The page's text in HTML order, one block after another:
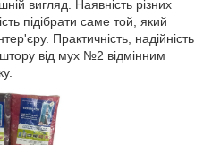
вигляд. Наявність різних
підібрати саме той, який
Практичність, надійність
від мух №2 відмінним